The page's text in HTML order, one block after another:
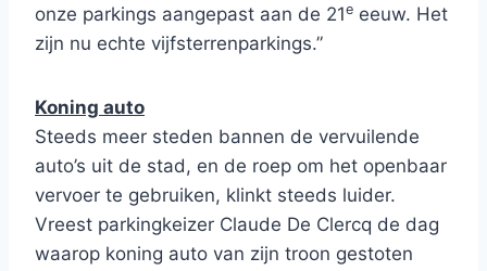
onze parkings aangepast aan de 21e eeuw. Het
zijn nu echte vijfsterrenparkings.”
Koning auto
Steeds meer steden bannen de vervuilende
auto’s uit de stad, en de roep om het openbaar
vervoer te gebruiken, klinkt steeds luider.
Vreest parkingkeizer Claude De Clercq de dag
waarop koning auto van zijn troon gestoten